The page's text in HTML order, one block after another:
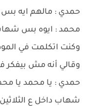
حمدي : مالهم ايه بس
محمد : ايوه بس
وكنت اتكلمت في
وقالي أنه مش بيفكر
حمدي : يا محمد يا
شهاب داخل ع